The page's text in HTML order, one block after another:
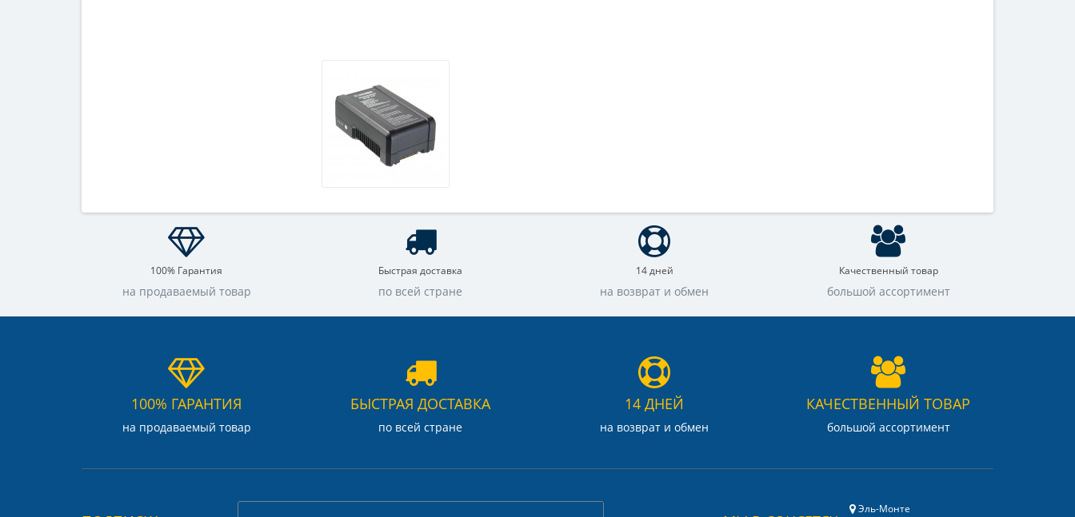
100% Гарантия
на продаваемый товар
Быстрая доставка
по всей стране
14 дней
на возврат и обмен
Качественный товар
большой ассортимент
100% ГАРАНТИЯ
на продаваемый товар
БЫСТРАЯ ДОСТАВКА
по всей стране
14 ДНЕЙ
на возврат и обмен
КАЧЕСТВЕННЫЙ ТОВАР
большой ассортимент
Эль-Монте